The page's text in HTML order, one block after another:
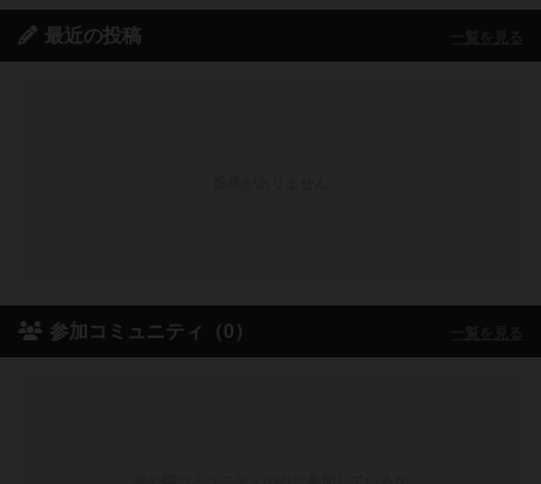
最近の投稿
参加コミュニティ（0）